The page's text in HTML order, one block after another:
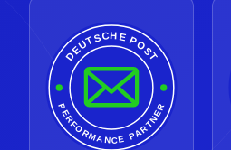
DEUTSCHE POST
PERFORMANCE PARTNER